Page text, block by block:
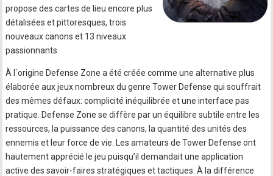
propose des cartes de lieu encore plus
détalisées et pittoresques, trois
nouveaux canons et 13 niveaux
passionnants.
À l`origine Defense Zone a été créée comme une alternative plus
élaborée aux jeux nombreux du genre Tower Defense qui souffrait
des mêmes défaux: complicité inéquilibrée et une interface pas
pratique. Defense Zone se diffère par un équilibre subtile entre les
ressources, la puissance des canons, la quantité des unités des
ennemis et leur force de vie. Les amateurs de Tower Defense ont
hautement apprécié le jeu puisqu’il demandait une application
active des savoir-faires stratégiques et tactiques. À la différence